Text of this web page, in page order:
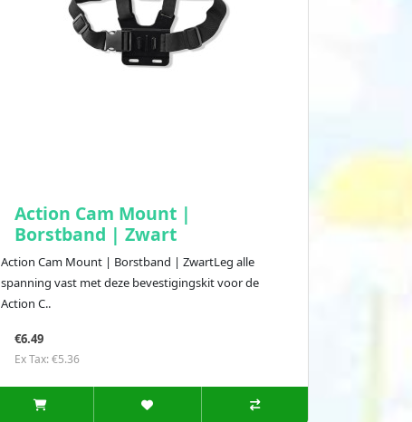
Action Cam Mount |
Borstband | Zwart
Action Cam Mount | Borstband | ZwartLeg alle
spanning vast met deze bevestigingskit voor de
Action C..
€6.49
Ex Tax: €5.36